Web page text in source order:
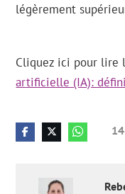
légèrement
Cliquez ici pour lire
artificielle (IA):